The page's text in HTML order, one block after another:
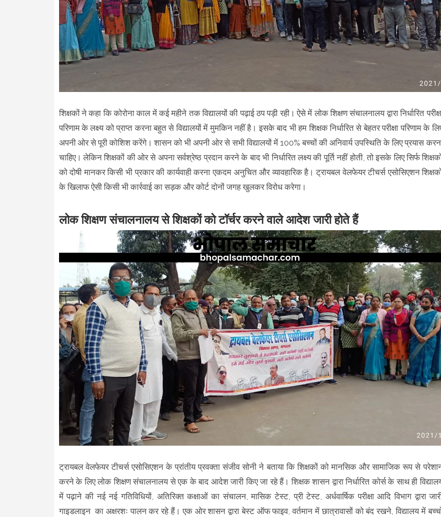
शिक्षकों ने कहा कि कोरोना काल में कई महीने तक विद्यालयों की पढ़ाई ठप पड़ी रही। ऐसे में लोक शिक्षण संचालनालय द्वारा निर्धारित
परिणाम के लक्ष्य को प्राप्त करना बहुत से विद्यालयों में मुमकिन नहीं है। इसके बाद भी हम शिक्षक निर्धारित से बेहतर परीक्षा परिणाम के
अपनी ओर से पूरी कोशिश करेंगे। शासन को भी अपनी ओर से सभी विद्यालयों में 100% बच्चों की अनिवार्य उपस्थिति के लिए प्रयास
चाहिए। लेकिन शिक्षकों की ओर से अपना सर्वश्रेष्ठ प्रदान करने के बाद भी निर्धारित लक्ष्य की पूर्ति नहीं होती, तो इसके लिए सिर्फ
को दोषी मानकर किसी भी प्रकार की कार्यवाही करना एकदम अनुचित और व्यावहारिक है। ट्रायबल वेलफेयर टीचर्स एसोसिएशन
के खिलाफ ऐसी किसी भी कार्रवाई का सड़क और कोर्ट दोनों जगह खुलकर विरोध करेगा।
लोक शिक्षण संचालनालय से शिक्षकों को टॉर्चर करने वाले आदेश जारी होते हैं
ट्रायबल वेलफेयर टीचर्स एसोसिएशन के प्रांतीय प्रवक्ता संजीव सोनी ने बताया कि शिक्षकों को मानसिक और सामाजिक रूप से
करने के लिए लोक शिक्षण संचालनालय से एक के बाद आदेश जारी किए जा रहे हैं। शिक्षक शासन द्वारा निर्धारित कोर्स के साथ ही
में पढ़ाने की नई नई गतिविधियों, अतिरिक्त कक्षाओं का संचालन, मासिक टेस्ट, प्री टेस्ट, अर्धवार्षिक परीक्षा आदि विभाग द्वारा
गाइडलाइन का अक्षरशः पालन कर रहे हैं। एक ओर शासन द्वारा बेस्ट ऑफ फाइव, वर्तमान में छात्रावासों को बंद रखने, विद्यालय में